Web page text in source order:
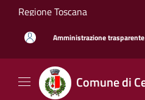
Salta al contenuto principale
Regione Toscana
Amministrazione trasparente
Comune di